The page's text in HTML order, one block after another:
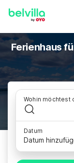
Ferienhaus
Wohin möchtest
Datum
Datum